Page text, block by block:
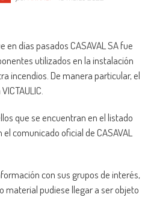
días pasados CASAVAL SA fue
utilizados en la instalación
incendios. De manera particular, el
que se encuentran en el listado
comunicado oficial de CASAVAL
con sus grupos de interés,
material pudiese llegar a ser objeto